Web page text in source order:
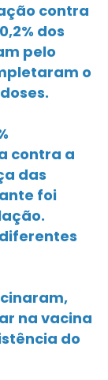
contra
dos
pelo
o
contra a
das
foi
na vacina
do